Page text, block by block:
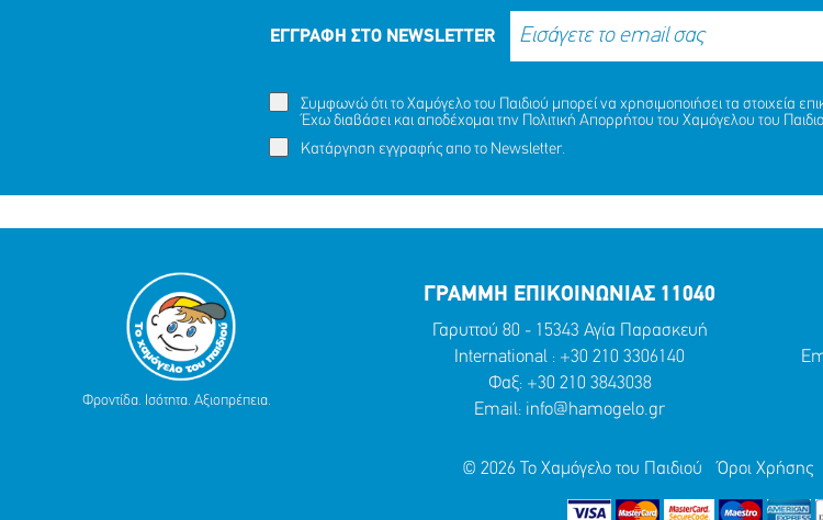
ΕΓΓΡΑΦΗ ΣΤΟ NEWSLETTER
Συμφωνώ ότι το Χαμόγελο του Παιδιού μπορεί να χρησιμοποιήσει τα στοιχεία
Έχω διαβάσει και αποδέχομαι την Πολιτική Απορρήτου του Χαμόγελου του
Κατάργηση εγγραφής απο το Newsletter.
Φροντίδα. Ισότητα. Αξιοπρέπεια.
ΓΡΑΜΜΗ ΕΠΙΚΟΙΝΩΝΙΑΣ 11040
Γαρυττού 80 - 15343 Αγία Παρασκευή
International : +30 210 3306140
Φαξ: +30 210 3843038
Email: info@hamogelo.gr
© 2026 Το Χαμόγελο του Παιδιού Όροι Χρήσης